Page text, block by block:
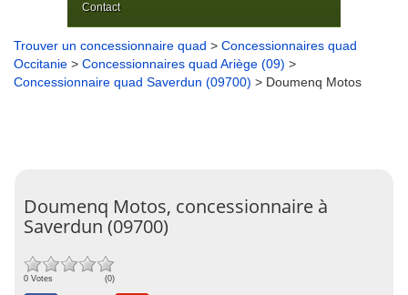
Contact
Trouver un concessionnaire quad > Concessionnaires quad
Occitanie > Concessionnaires quad Ariège (09) >
Concessionnaire quad Saverdun (09700) > Doumenq Motos
Doumenq Motos, concessionnaire à
Saverdun (09700)
0 Votes (0)